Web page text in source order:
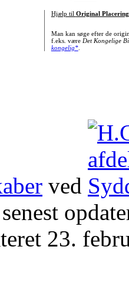
Hjælp til Original Placering
Man kan søge efter de
f.eks. være Det Kongelige
kongelig*.
ved
23.